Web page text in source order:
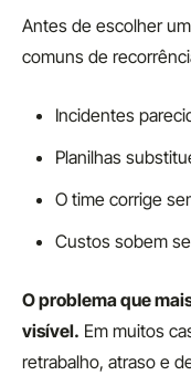
Antes de escolher
comuns de
Incidentes
Planilhas
O time corrige
Custos sobem
O problema que
visível. Em muitos
retrabalho, atraso e